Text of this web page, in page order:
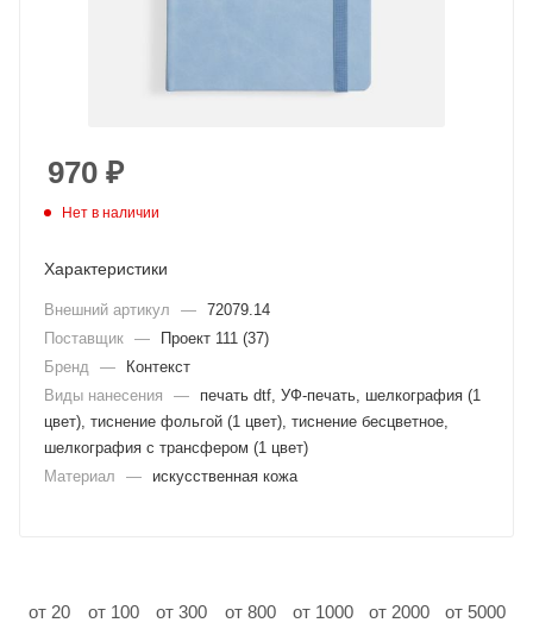
970 ₽
Нет в наличии
Характеристики
Внешний артикул — 72079.14
Поставщик —
Проект 111 (37)
Бренд
—
Контекст
Виды нанесения
—
печать dtf, УФ-печать, шелкография (1
цвет), тиснение фольгой (1 цвет), тиснение бесцветное,
шелкография с трансфером (1 цвет)
Материал
— искусственная кожа
от 20
от 100
от 300
от 800
от 1000
от 2000
от 5000